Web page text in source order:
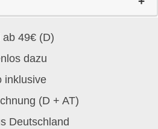
49€ (D)
dazu
inklusive
(D + AT)
Deutschland